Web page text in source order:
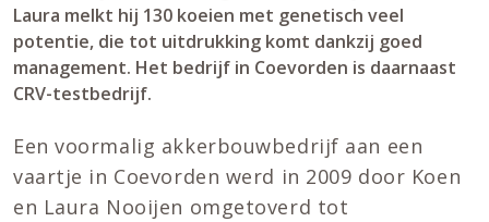
Laura melkt hij 130 koeien met genetisch veel
potentie, die tot uitdrukking komt dankzij goed
management. Het bedrijf in Coevorden is daarnaast
CRV-testbedrijf.
Een voormalig akkerbouwbedrijf aan een
vaartje in Coevorden werd in 2009 door Koen
en Laura Nooijen omgetoverd tot